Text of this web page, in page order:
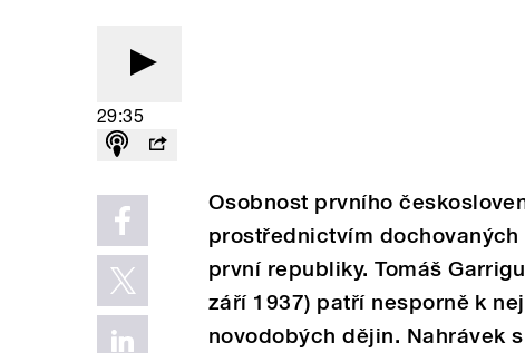
29:35
Osobnost prvního
prostřednictvím
první republiky. Tomáš
září 1937) patří nesporně k
novodobých dějin. Nahrávek